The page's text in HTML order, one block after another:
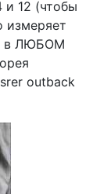
и 12 (чтобы
измеряет
в ЛЮБОМ
outback